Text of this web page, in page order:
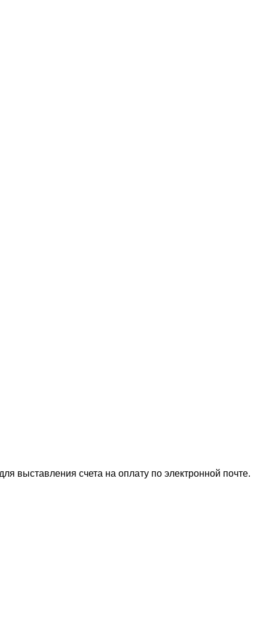
выставления счета на оплату по электронной почте.